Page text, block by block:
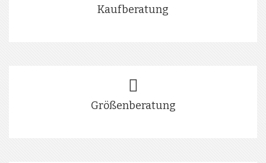
Kaufberatung
Größenberatung